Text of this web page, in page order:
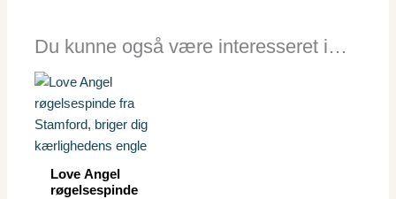
Du kunne også være interesseret i…
Love Angel
røgelsespinde